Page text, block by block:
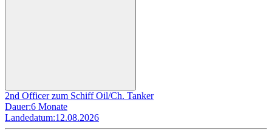
2nd Officer zum Schiff Oil/Ch. Tanker
Dauer:6 Monate
Landedatum:12.08.2026